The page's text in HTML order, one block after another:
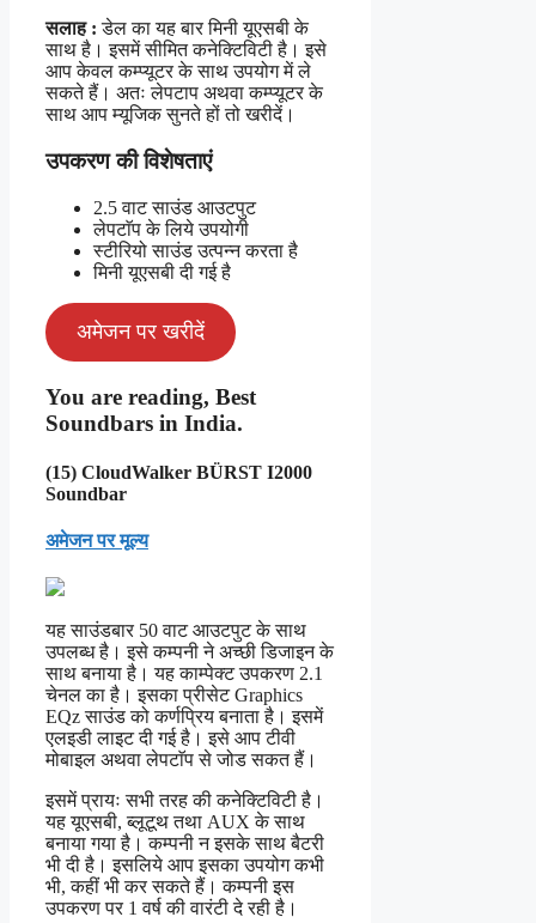
सलाह : डेल का यह बार मिनी यूएसबी के
साथ है। इसमें सीमित कनेक्टिविटी है। इसे
आप केवल कम्प्यूटर के साथ उपयोग में ले
सकते हैं। अतः लेपटाप अथवा कम्प्यूटर के
साथ आप म्यूजिक सुनते हों तो खरीदें।
उपकरण की विशेषताएं
2.5 वाट साउंड आउटपुट
लेपटाॅप के लिये उपयोगी
स्टीरियो साउंड उत्पन्न करता है
मिनी यूएसबी दी गई है
अमेजन पर खरीदें
You are reading, Best
Soundbars in India.
(15) CloudWalker BÜRST I2000
Soundbar
अमेजन पर मूल्य
यह साउंडबार 50 वाट आउटपुट के साथ
उपलब्ध है। इसे कम्पनी ने अच्छी डिजाइन के
साथ बनाया है। यह काम्पेक्ट उपकरण 2.1
चेनल का है। इसका प्रीसेट Graphics
EQz साउंड को कर्णप्रिय बनाता है। इसमें
एलइडी लाइट दी गई है। इसे आप टीवी
मोबाइल अथवा लेपटाॅप से जोड सकत हैं।
इसमें प्रायः सभी तरह की कनेक्टिविटी है।
यह यूएसबी, ब्लूटूथ तथा AUX के साथ
बनाया गया है। कम्पनी न इसके साथ बैटरी
भी दी है। इसलिये आप इसका उपयोग कभी
भी, कहीं भी कर सकते हैं। कम्पनी इस
उपकरण पर 1 वर्ष की वारंटी दे रही है।